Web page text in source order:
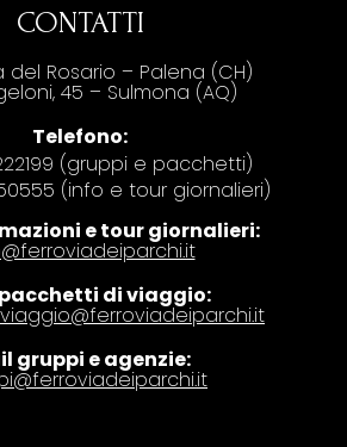
CONTATTI
del Rosario – Palena (CH)
45 – Sulmona (AQ)
Telefono:
(gruppi e pacchetti)
(info e tour giornalieri)
e tour giornalieri:
di viaggio:
gruppi e agenzie: